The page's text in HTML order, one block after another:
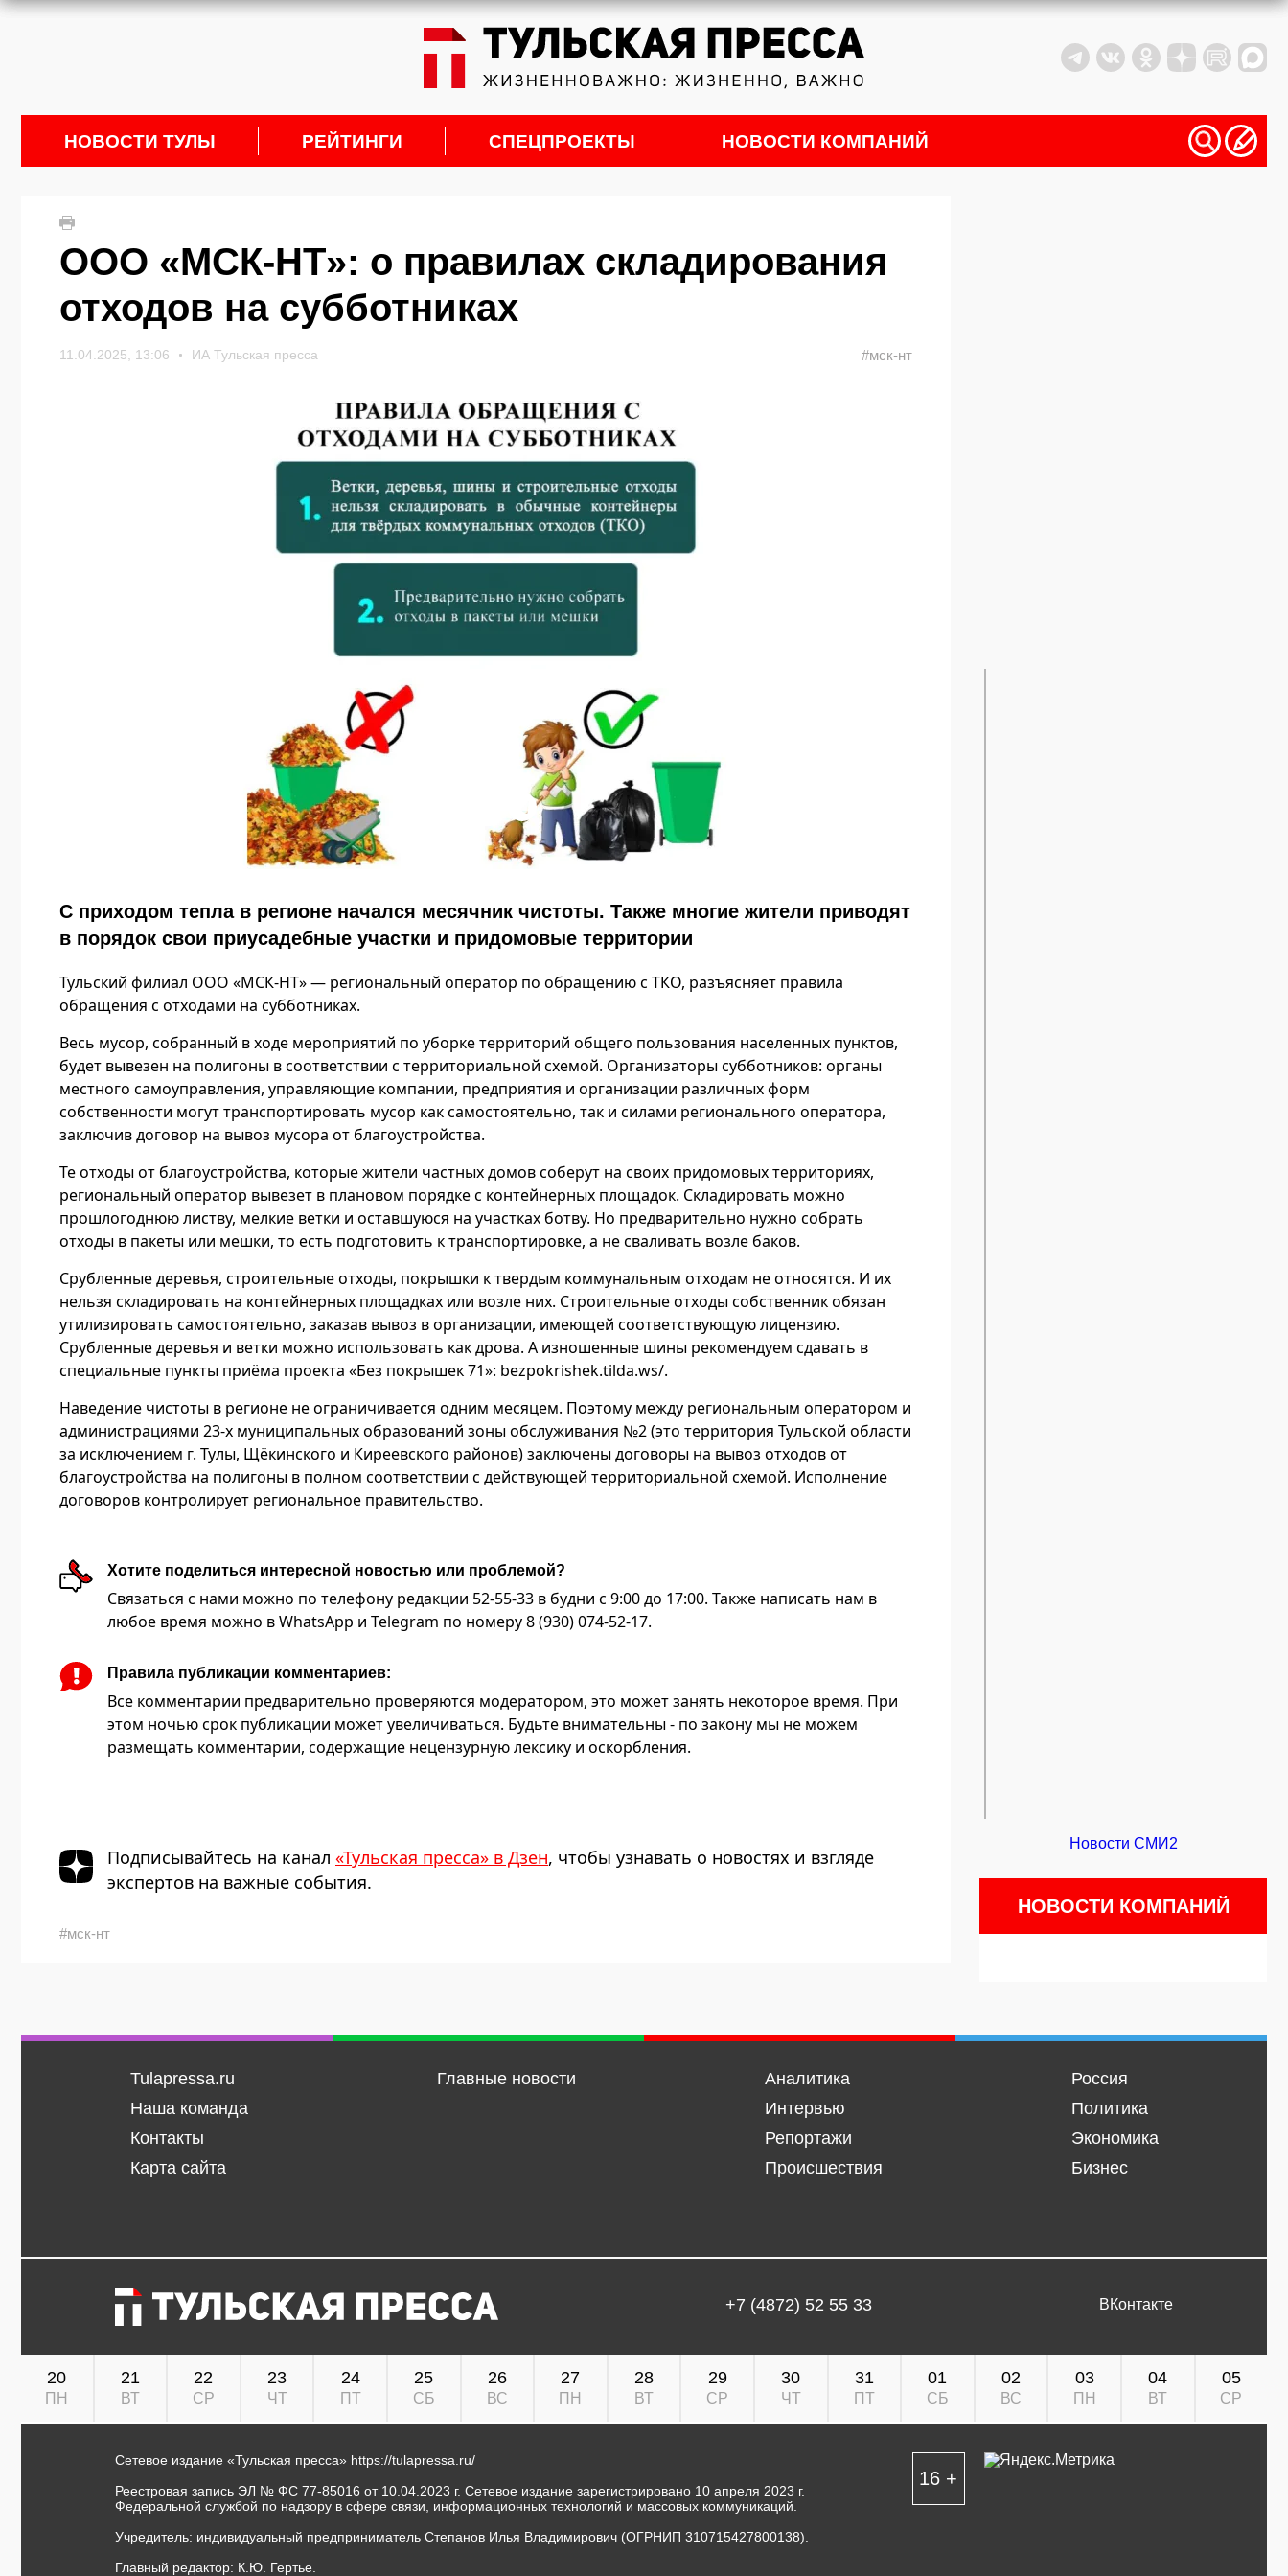
НОВОСТИ ТУЛЫ РЕЙТИНГИ СПЕЦПРОЕКТЫ НОВОСТИ КОМПАНИЙ
ООО «МСК-НТ»: о правилах складирования
отходов на субботниках
11.04.2025, 13:06 ИА Тульская пресса #мск-нт
С приходом тепла в регионе начался месячник чистоты. Также многие жители приводят
в порядок свои приусадебные участки и придомовые территории
Тульский филиал ООО «МСК-НТ» — региональный оператор по обращению с ТКО, разъясняет правила
обращения с отходами на субботниках.
Весь мусор, собранный в ходе мероприятий по уборке территорий общего пользования населенных пунктов,
будет вывезен на полигоны в соответствии с территориальной схемой. Организаторы субботников: органы
местного самоуправления, управляющие компании, предприятия и организации различных форм
собственности могут транспортировать мусор как самостоятельно, так и силами регионального оператора,
заключив договор на вывоз мусора от благоустройства.
Те отходы от благоустройства, которые жители частных домов соберут на своих придомовых территориях,
региональный оператор вывезет в плановом порядке с контейнерных площадок. Складировать можно
прошлогоднюю листву, мелкие ветки и оставшуюся на участках ботву. Но предварительно нужно собрать
отходы в пакеты или мешки, то есть подготовить к транспортировке, а не сваливать возле баков.
Срубленные деревья, строительные отходы, покрышки к твердым коммунальным отходам не относятся. И их
нельзя складировать на контейнерных площадках или возле них. Строительные отходы собственник обязан
утилизировать самостоятельно, заказав вывоз в организации, имеющей соответствующую лицензию.
Срубленные деревья и ветки можно использовать как дрова. А изношенные шины рекомендуем сдавать в
специальные пункты приёма проекта «Без покрышек 71»: bezpokrishek.tilda.ws/.
Наведение чистоты в регионе не ограничивается одним месяцем. Поэтому между региональным оператором и
администрациями 23-х муниципальных образований зоны обслуживания №2 (это территория Тульской области
за исключением г. Тулы, Щёкинского и Киреевского районов) заключены договоры на вывоз отходов от
благоустройства на полигоны в полном соответствии с действующей территориальной схемой. Исполнение
договоров контролирует региональное правительство.
Хотите поделиться интересной новостью или проблемой?
Связаться с нами можно по телефону редакции 52-55-33 в будни с 9:00 до 17:00. Также написать нам в
любое время можно в WhatsApp и Telegram по номеру 8 (930) 074-52-17.
Правила публикации комментариев:
Все комментарии предварительно проверяются модератором, это может занять некоторое время. При
этом ночью срок публикации может увеличиваться. Будьте внимательны - по закону мы не можем
размещать комментарии, содержащие нецензурную лексику и оскорбления.
Подписывайтесь на канал «Тульская пресса» в Дзен, чтобы узнавать о новостях и взгляде
экспертов на важные события.
#мск-нт
Новости СМИ2
НОВОСТИ КОМПАНИЙ
Tulapressa.ru
Наша команда
Контакты
Карта сайта
Главные новости
Аналитика
Интервью
Репортажи
Происшествия
Россия
Политика
Экономика
Бизнес
+7 (4872) 52 55 33 ВКонтакте
20
ПН
21
ВТ
22
СР
23
ЧТ
24
ПТ
25
СБ
26
ВС
27
ПН
28
ВТ
29
СР
30
ЧТ
31
ПТ
01
СБ
02
ВС
03
ПН
04
ВТ
05
СР
Сетевое издание «Тульская пресса» https://tulapressa.ru/
Реестровая запись ЭЛ № ФС 77-85016 от 10.04.2023 г. Сетевое издание зарегистрировано 10 апреля 2023 г.
Федеральной службой по надзору в сфере связи, информационных технологий и массовых коммуникаций.
Учредитель: индивидуальный предприниматель Степанов Илья Владимирович (ОГРНИП 310715427800138).
Главный редактор: К.Ю. Гертье.
16 +